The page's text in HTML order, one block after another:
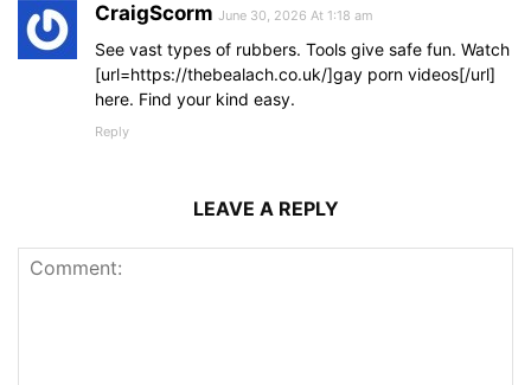
CraigScorm June 30, 2026 At 1:18 am
See vast types of rubbers. Tools give safe fun. Watch
[url=https://thebealach.co.uk/]gay porn videos[/url]
here. Find your kind easy.
Reply
LEAVE A REPLY